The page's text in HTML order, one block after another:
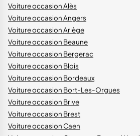
Voiture occasion Alès
Voiture occasion Angers
Voiture occasion Ariège
Voiture occasion Beaune
Voiture occasion Bergerac
Voiture occasion Blois
Voiture occasion Bordeaux
Voiture occasion Bort-Les-Orgues
Voiture occasion Brive
Voiture occasion Brest
Voiture occasion Caen